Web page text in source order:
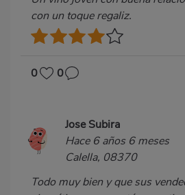
con un toque regaliz.
0 0
Jose Subira
Hace 6 años 6 meses
Calella, 08370
Todo muy bien y que sus